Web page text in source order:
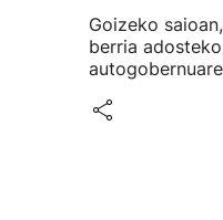
Goizeko
berria